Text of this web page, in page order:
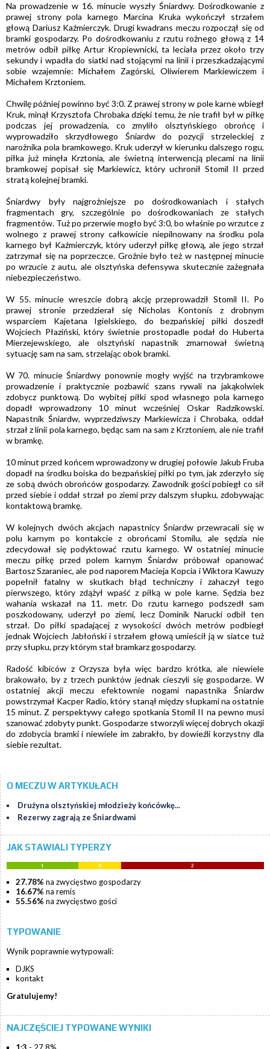
Na prowadzenie w 16. minucie wyszły Śniardwy. Dośrodkowanie z
prawej strony pola karnego Marcina Kruka wykończył strzałem
głową Dariusz Kaźmierczyk. Drugi kwadrans meczu rozpoczął się od
bramki gospodarzy. Po dośrodkowaniu z rzutu rożnego głową z 14
metrów odbił piłkę Artur Kropiewnicki, ta leciała przez około trzy
sekundy i wpadła do siatki nad stojącymi na linii i przeszkadzającymi
sobie wzajemnie: Michałem Zagórski, Oliwierem Markiewiczem i
Michałem Krztoniem.
Chwilę później powinno być 3:0. Z prawej strony w pole karne wbiegł
Kruk, minął Krzysztofa Chrobaka dzięki temu, że nie trafił był w piłkę
podczas jej prowadzenia, co zmyliło olsztyńskiego obrońcę i
wyprowadziło skrzydłowego Śniardw do pozycji strzeleckiej z
narożnika pola bramkowego. Kruk uderzył w kierunku dalszego rogu,
piłka już minęła Krztonia, ale świetną interwencją plecami na linii
bramkowej popisał się Markiewicz, który uchronił Stomil II przed
stratą kolejnej bramki.
Śniardwy były najgroźniejsze po dośrodkowaniach i stałych
fragmentach gry, szczególnie po dośrodkowaniach ze stałych
fragmentów. Tuż po przerwie mogło być 3:0, bo właśnie po wrzutce z
wolnego z prawej strony całkowicie niepilnowany na środku pola
karnego był Kaźmierczyk, który uderzył piłkę głową, ale jego strzał
zatrzymał się na poprzeczce. Groźnie było też w następnej minucie
po wrzucie z autu, ale olsztyńska defensywa skutecznie zażegnała
niebezpieczeństwo.
W 55. minucie wreszcie dobrą akcję przeprowadził Stomil II. Po
prawej stronie przedzierał się Nicholas Kontonís z drobnym
wsparciem Kajetana Igielskiego, do bezpańskiej piłki doszedł
Wojciech Płaziński, który świetnie prostopadle podał do Huberta
Mierzejewskiego, ale olsztyński napastnik zmarnował świetną
sytuację sam na sam, strzelając obok bramki.
W 70. minucie Śniardwy ponownie mogły wyjść na trzybramkowe
prowadzenie i praktycznie pozbawić szans rywali na jakąkolwiek
zdobycz punktową. Do wybitej piłki spod własnego pola karnego
dopadł wprowadzony 10 minut wcześniej Oskar Radzikowski.
Napastnik Śniardw, wyprzedziwszy Markiewicza i Chrobaka, oddał
strzał z linii pola karnego, będąc sam na sam z Krztoniem, ale nie trafił
w bramkę.
10 minut przed końcem wprowadzony w drugiej połowie Jakub Fruba
dopadł na środku boiska do bezpańskiej piłki po tym, jak zderzyło się
ze sobą dwóch obrońców gospodarzy. Zawodnik gości pobiegł co sił
przed siebie i oddał strzał po ziemi przy dalszym słupku, zdobywając
kontaktową bramkę.
W kolejnych dwóch akcjach napastnicy Śniardw przewracali się w
polu karnym po kontakcie z obrońcami Stomilu, ale sędzia nie
zdecydował się podyktować rzutu karnego. W ostatniej minucie
meczu piłkę przed polem karnym Śniardw próbował opanować
Bartosz Szaraniec, ale pod naporem Macieja Kopcia i Wiktora Kawuzy
popełnił fatalny w skutkach błąd techniczny i zahaczył tego
pierwszego, który zdążył wpaść z piłką w pole karne. Sędzia bez
wahania wskazał na 11. metr. Do rzutu karnego podszedł sam
poszkodowany, uderzył po ziemi, lecz Dominik Narucki odbił ten
strzał. Do piłki spadającej z wysokości dwóch metrów podbiegł
jednak Wojciech Jabłoński i strzałem głową umieścił ją w siatce tuż
przy słupku, przy którym stał bramkarz gospodarzy.
Radość kibiców z Orzysza była więc bardzo krótka, ale niewiele
brakowało, by z trzech punktów jednak cieszyli się gospodarze. W
ostatniej akcji meczu efektownie nogami napastnika Śniardw
powstrzymał Kacper Radio, który stanął między słupkami na ostatnie
15 minut. Z perspektywy całego spotkania Stomil II na pewno musi
szanować zdobyty punkt. Gospodarze stworzyli więcej dobrych okazji
do zdobycia bramki i niewiele im zabrakło, by dowieźli korzystny dla
siebie rezultat.
O MECZU W ARTYKUŁACH
Drużyna olsztyńskiej młodzieży końcówkę...
Rezerwy zagrają ze Śniardwami
JAK STAWIALI TYPERZY
1 X 2
27.78% na zwycięstwo gospodarzy
16.67% na remis
55.56% na zwycięstwo gości
TYPOWANIE
Wynik poprawnie wytypowali:
DJKS
kontakt
Gratulujemy!
NAJCZĘŚCIEJ TYPOWANE WYNIKI